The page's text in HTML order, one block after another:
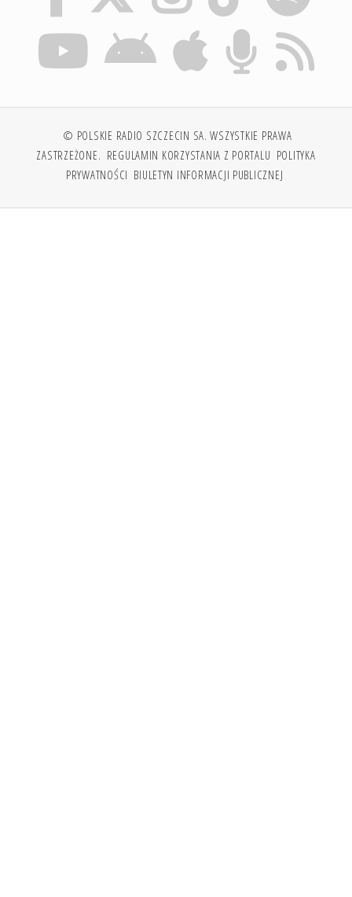
© POLSKIE RADIO SZCZECIN SA. WSZYSTKIE PRAWA
ZASTRZEŻONE. REGULAMIN KORZYSTANIA Z PORTALU POLITYKA
PRYWATNOŚCI BIULETYN INFORMACJI PUBLICZNEJ